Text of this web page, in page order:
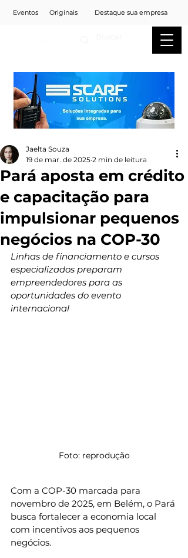
Eventos Originais Destaque sua empresa
Pará aposta em crédito
e capacitação para
impulsionar pequenos
negócios na COP-30
Jaelta Souza
19 de mar. de 2025 2 min de leitura
Linhas de financiamento e cursos
especializados preparam
empreendedores para as
oportunidades do evento
internacional
Foto: reprodução
Com a COP-30 marcada para
novembro de 2025, em Belém, o Pará
busca fortalecer a economia local
com incentivos aos pequenos
negócios.